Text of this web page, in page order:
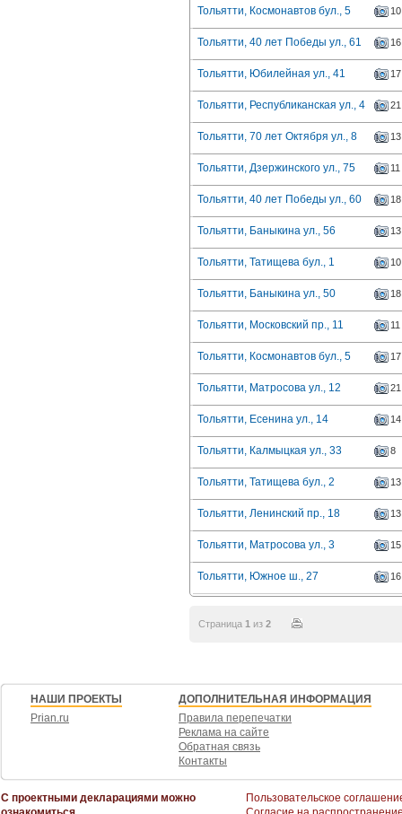
Тольятти, Космонавтов бул., 5 10
Тольятти, 40 лет Победы ул., 61 16
Тольятти, Юбилейная ул., 41 17
Тольятти, Республиканская ул., 4 21
Тольятти, 70 лет Октября ул., 8 13
Тольятти, Дзержинского ул., 75 11
Тольятти, 40 лет Победы ул., 60 18
Тольятти, Баныкина ул., 56 13
Тольятти, Татищева бул., 1 10
Тольятти, Баныкина ул., 50 18
Тольятти, Московский пр., 11 11
Тольятти, Космонавтов бул., 5 17
Тольятти, Матросова ул., 12 21
Тольятти, Есенина ул., 14 14
Тольятти, Калмыцкая ул., 33 8
Тольятти, Татищева бул., 2 13
Тольятти, Ленинский пр., 18 13
Тольятти, Матросова ул., 3 15
Тольятти, Южное ш., 27 16
Страница 1 из 2
НАШИ ПРОЕКТЫ
Prian.ru
ДОПОЛНИТЕЛЬНАЯ ИНФОРМАЦИЯ
Правила перепечатки
Реклама на сайте
Обратная связь
Контакты
С проектными декларациями можно
Пользовательское